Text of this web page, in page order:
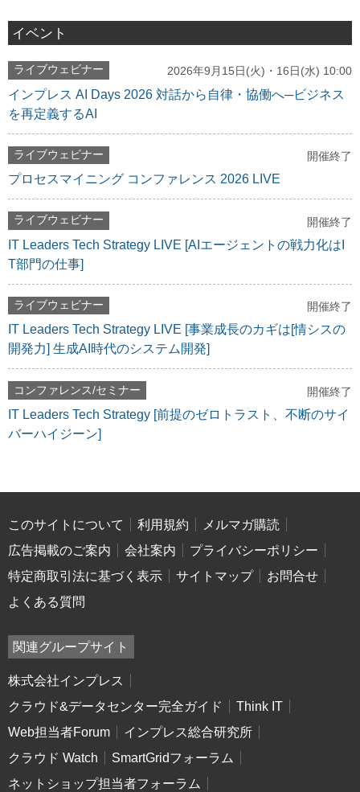
イベント
ライブウェビナー 2026年9月15日(火)・16日(水) 10:00
インプレス AI Days 2026 対話から自律・協働へ─ビジネス
を再定義するAI
ライブウェビナー 開催終了
プロセスマイニング コンファレンス 2026 LIVE
ライブウェビナー 開催終了
IT Leaders Tech Strategy LIVE [AIエージェントの戦力化はI
T部門の仕事]
ライブウェビナー 開催終了
IT Leaders Tech Strategy LIVE [事業成長のカギは[情シスの
開発力] 生成AI時代のシステム開発]
コンファレンス/セミナー 開催終了
IT Leaders Tech Strategy [前提のゼロトラスト、不断のサイ
バーハイジーン]
このサイトについて 利用規約
メルマガ購読
広告掲載のご案内
会社案内
プライバシーポリシー
特定商取引法に基づく表示
サイトマップ
お問合せ
よくある質問
関連グループサイト
株式会社インプレス
クラウド&データセンター完全ガイド
Think IT
Web担当者Forum
インプレス総合研究所
クラウド Watch
SmartGridフォーラム
ネットショップ担当者フォーラム